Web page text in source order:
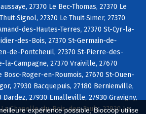
expérience possible, Biocoop utilise
27370 Le Bec-Thomas, 27370 Le
Signol, 27370 Le Thuit-Simer, 27370
des-Hautes-Terres, 27370 St-Cyr-la-
des-Bois, 27370 St-Germain-de-
de-Pontcheuil, 27370 St-Pierre-des-
la-Campagne, 27370 Vraiville, 27670
Bosc-Roger-en-Roumois, 27670 St-Ouen-
27930 Bacquepuis, 27180 Bernienville,
27930 Emalleville, 27930 Gravigny,
Chapelle-du-Bois-des-Faulx, 27930 Le